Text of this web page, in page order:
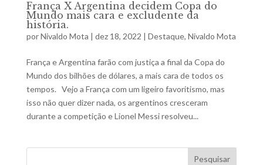
França X Argentina decidem Copa do
Mundo mais cara e excludente da
história.
porNivaldo Mota | dez 18, 2022 | Destaque, Nivaldo Mota
França e Argentina farão com justiça a final da Copa do
Mundo dos bilhões de dólares, a mais cara de todos os
tempos. Vejo a França com um ligeiro favoritismo, mas
isso não quer dizer nada, os argentinos cresceram
durante a competição e Lionel Messi resolveu...
Pesquisar